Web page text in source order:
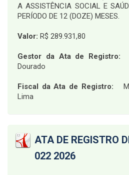
A ASSISTÊNCIA SOCIAL E
PERÍODO DE 12 (DOZE) MESES.
Valor: R$ 289.931,80
Gestor da Ata de Registro:
Dourado
Fiscal da Ata de Registro:
Lima
ATA DE REGISTRO
022 2026